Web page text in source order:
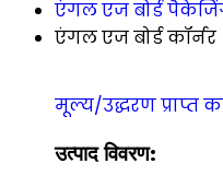
एंगल एज बोर्ड
एंगल एज बोर्ड कॉर्नर
मूल्य/उद्धरण प्राप्त
उत्पाद विवरण: